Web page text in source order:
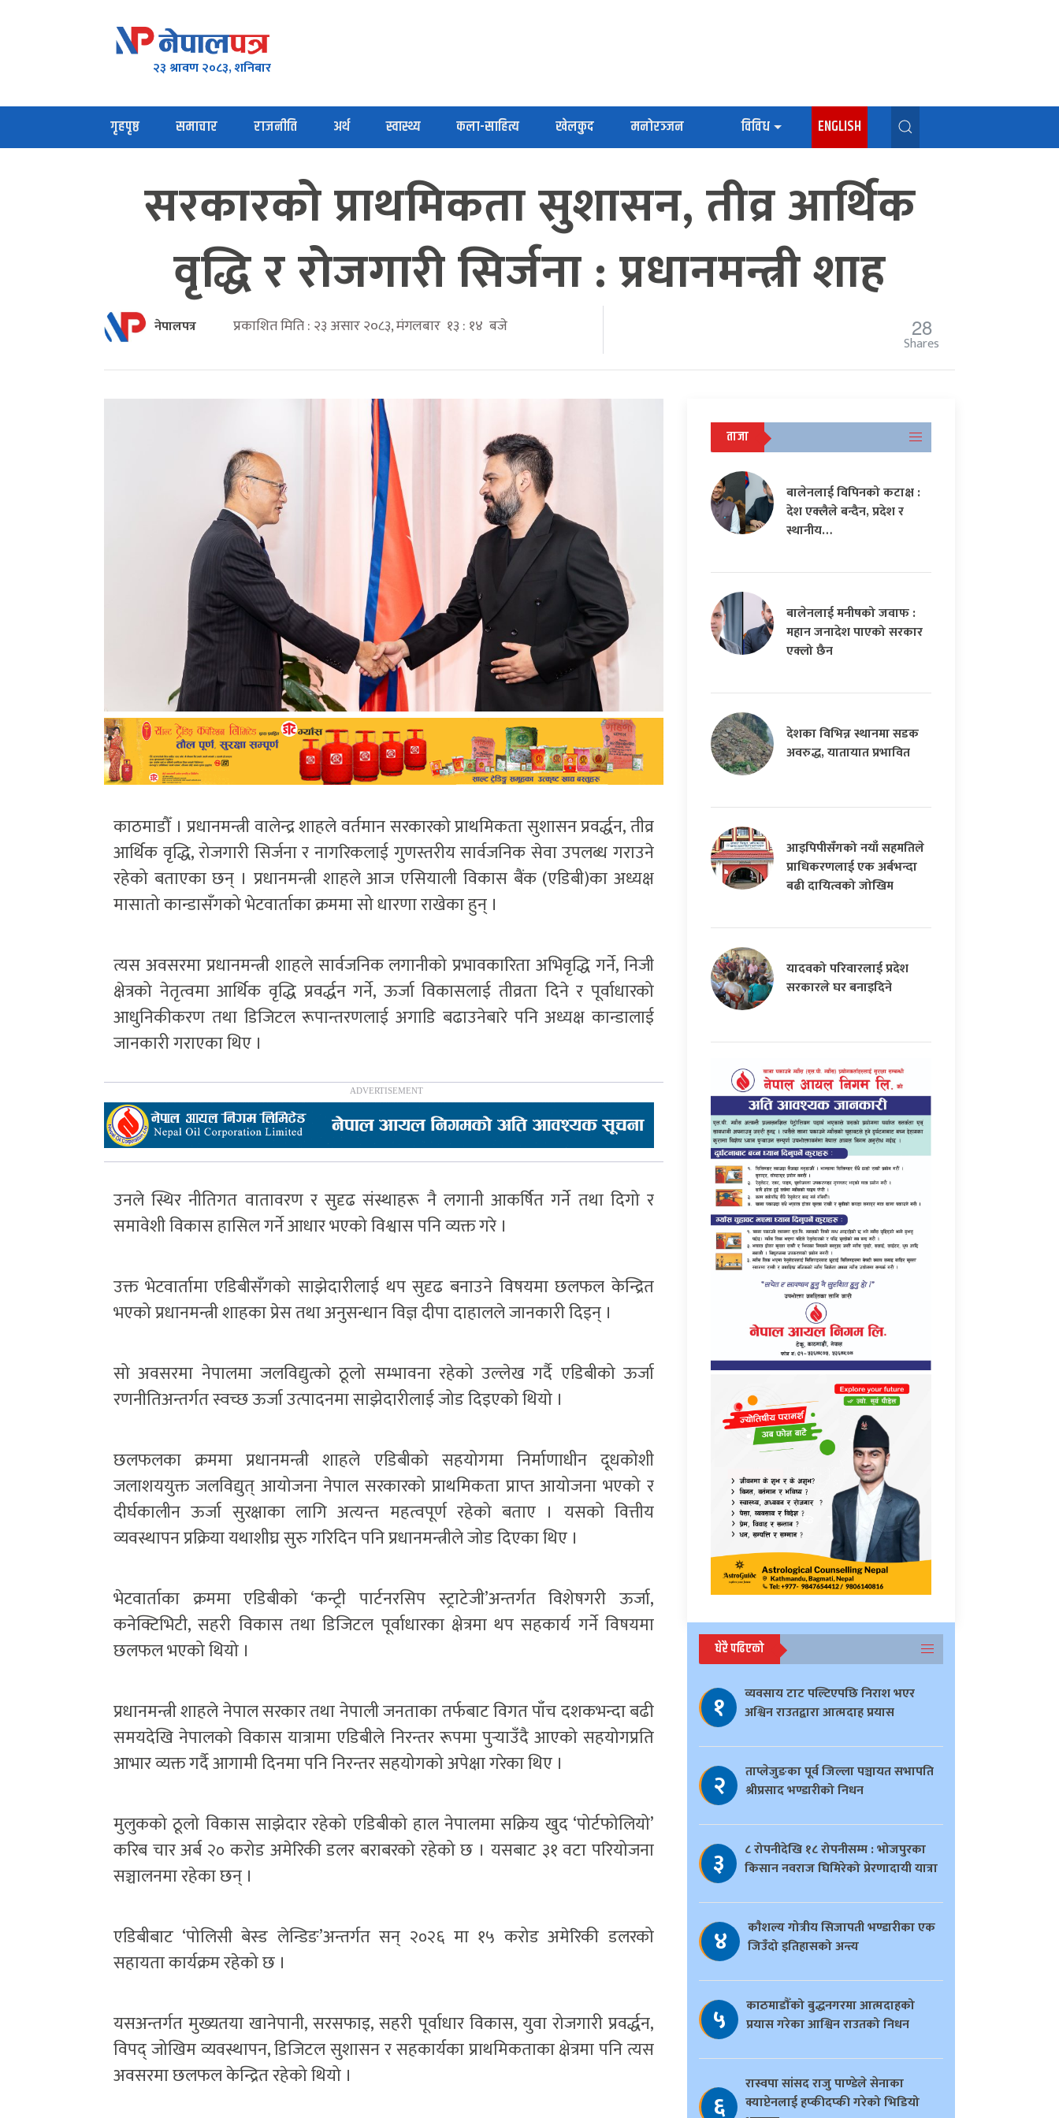
२३ श्रावण २०८३, शनिबार
गृहपृष्ठ समाचार राजनीति अर्थ स्वास्थ्य कला-साहित्य खेलकुद मनोरञ्जन विविध ENGLISH
सरकारको प्राथमिकता सुशासन, तीव्र आर्थिक
वृद्धि र रोजगारी सिर्जना : प्रधानमन्त्री शाह
नेपालपत्र प्रकाशित मिति : २३ असार २०८३, मंगलबार १३ : १४ बजे 28
Shares
काठमाडौँ । प्रधानमन्त्री वालेन्द्र शाहले वर्तमान सरकारको प्राथमिकता सुशासन प्रवर्द्धन, तीव्र
आर्थिक वृद्धि, रोजगारी सिर्जना र नागरिकलाई गुणस्तरीय सार्वजनिक सेवा उपलब्ध गराउने
रहेको बताएका छन् । प्रधानमन्त्री शाहले आज एसियाली विकास बैंक (एडिबी)का अध्यक्ष
मासातो कान्डासँगको भेटवार्ताका क्रममा सो धारणा राखेका हुन् ।
त्यस अवसरमा प्रधानमन्त्री शाहले सार्वजनिक लगानीको प्रभावकारिता अभिवृद्धि गर्ने, निजी
क्षेत्रको नेतृत्वमा आर्थिक वृद्धि प्रवर्द्धन गर्ने, ऊर्जा विकासलाई तीव्रता दिने र पूर्वाधारको
आधुनिकीकरण तथा डिजिटल रूपान्तरणलाई अगाडि बढाउनेबारे पनि अध्यक्ष कान्डालाई
जानकारी गराएका थिए ।
उनले स्थिर नीतिगत वातावरण र सुदृढ संस्थाहरू नै लगानी आकर्षित गर्ने तथा दिगो र
समावेशी विकास हासिल गर्ने आधार भएको विश्वास पनि व्यक्त गरे ।
उक्त भेटवार्तामा एडिबीसँगको साझेदारीलाई थप सुदृढ बनाउने विषयमा छलफल केन्द्रित
भएको प्रधानमन्त्री शाहका प्रेस तथा अनुसन्धान विज्ञ दीपा दाहालले जानकारी दिइन् ।
सो अवसरमा नेपालमा जलविद्युत्को ठूलो सम्भावना रहेको उल्लेख गर्दै एडिबीको ऊर्जा
रणनीतिअन्तर्गत स्वच्छ ऊर्जा उत्पादनमा साझेदारीलाई जोड दिइएको थियो ।
छलफलका क्रममा प्रधानमन्त्री शाहले एडिबीको सहयोगमा निर्माणाधीन दूधकोशी
जलाशययुक्त जलविद्युत् आयोजना नेपाल सरकारको प्राथमिकता प्राप्त आयोजना भएको र
दीर्घकालीन ऊर्जा सुरक्षाका लागि अत्यन्त महत्वपूर्ण रहेको बताए । यसको वित्तीय
व्यवस्थापन प्रक्रिया यथाशीघ्र सुरु गरिदिन पनि प्रधानमन्त्रीले जोड दिएका थिए ।
भेटवार्ताका क्रममा एडिबीको ‘कन्ट्री पार्टनरसिप स्ट्राटेजी’अन्तर्गत विशेषगरी ऊर्जा,
कनेक्टिभिटी, सहरी विकास तथा डिजिटल पूर्वाधारका क्षेत्रमा थप सहकार्य गर्ने विषयमा
छलफल भएको थियो ।
प्रधानमन्त्री शाहले नेपाल सरकार तथा नेपाली जनताका तर्फबाट विगत पाँच दशकभन्दा बढी
समयदेखि नेपालको विकास यात्रामा एडिबीले निरन्तर रूपमा पुर्‍याउँदै आएको सहयोगप्रति
आभार व्यक्त गर्दै आगामी दिनमा पनि निरन्तर सहयोगको अपेक्षा गरेका थिए ।
मुलुकको ठूलो विकास साझेदार रहेको एडिबीको हाल नेपालमा सक्रिय खुद ‘पोर्टफोलियो’
करिब चार अर्ब २० करोड अमेरिकी डलर बराबरको रहेको छ । यसबाट ३१ वटा परियोजना
सञ्चालनमा रहेका छन् ।
एडिबीबाट ‘पोलिसी बेस्ड लेन्डिङ’अन्तर्गत सन् २०२६ मा १५ करोड अमेरिकी डलरको
सहायता कार्यक्रम रहेको छ ।
यसअन्तर्गत मुख्यतया खानेपानी, सरसफाइ, सहरी पूर्वाधार विकास, युवा रोजगारी प्रवर्द्धन,
विपद् जोखिम व्यवस्थापन, डिजिटल सुशासन र सहकार्यका प्राथमिकताका क्षेत्रमा पनि त्यस
अवसरमा छलफल केन्द्रित रहेको थियो ।
ताजा
बालेनलाई विपिनको कटाक्ष :
देश एक्लैले बन्दैन, प्रदेश र
स्थानीय…
बालेनलाई मनीषको जवाफ :
महान जनादेश पाएको सरकार
एक्लो छैन
देशका विभिन्न स्थानमा सडक
अवरुद्ध, यातायात प्रभावित
आइपिपीसँगको नयाँ सहमतिले
प्राधिकरणलाई एक अर्बभन्दा
बढी दायित्वको जोखिम
यादवको परिवारलाई प्रदेश
सरकारले घर बनाइदिने
धेरै पढिएको
१
व्यवसाय टाट पल्टिएपछि निराश भएर
अश्विन राउतद्वारा आत्मदाह प्रयास
२
ताप्लेजुङका पूर्व जिल्ला पञ्चायत सभापति
श्रीप्रसाद भण्डारीको निधन
३
८ रोपनीदेखि १८ रोपनीसम्म : भोजपुरका
किसान नवराज घिमिरेको प्रेरणादायी यात्रा
४
काैशल्य गोत्रीय सिजापती भण्डारीका एक
जिउँदो इतिहासको अन्त्य
५
काठमाडौँको बुद्धनगरमा आत्मदाहको
प्रयास गरेका आश्विन राउतको निधन
६
रास्वपा सांसद राजु पाण्डेले सेनाका
क्याप्टेनलाई हप्कीदप्की गरेको भिडियो